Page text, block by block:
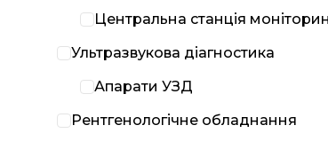
Центральна станція
Ультразвукова діагностика
Апарати УЗД
Рентгенологічне обладнання